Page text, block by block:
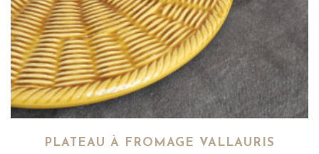
PLATEAU À FROMAGE VALLAURIS